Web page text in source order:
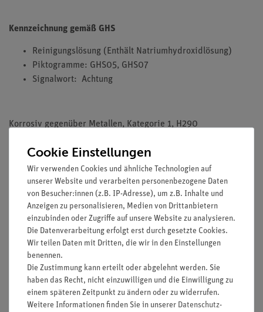
Kennzeichnung gemäß GHS
Reinigungslösung (Enthält Natriumhydroxidlösung)
Piktogramme: GHS05, GHS07
Signalwort: Achtung
Korrosiv gegenüber Metallen, Kategorie 1, H290
Ätzwirkung auf die Haut, Kategorie 1A, H314
HINWEIS: Bitte beachten sie, dass wir keine Chemikalien an
Privatpersonen verkaufen. Lt. ChemVerbotsV geben wir
Chemikalien nur an Wiederverkäufer, berufsmässige
Verwender und öffentliche Forschungs- Untersuchungs und
Lehranstalten ab.
Cookie Einstellungen
Wir verwenden Cookies und ähnliche Technologien auf
unserer Website und verarbeiten personenbezogene Daten
von Besucher:innen (z.B. IP-Adresse), um z.B. Inhalte und
Anzeigen zu personalisieren, Medien von Drittanbietern
einzubinden oder Zugriffe auf unsere Website zu analysieren.
Die Datenverarbeitung erfolgt erst durch gesetzte Cookies.
Wir teilen Daten mit Dritten, die wir in den Einstellungen
benennen.
Die Zustimmung kann erteilt oder abgelehnt werden. Sie
haben das Recht, nicht einzuwilligen und die Einwilligung zu
einem späteren Zeitpunkt zu ändern oder zu widerrufen.
Weitere Informationen finden Sie in unserer Daten­schutz­